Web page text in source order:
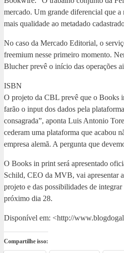
mercado. Um grande diferencial que a
mais qualidade ao metadado
No caso da Mercado Editorial, o
freemium nesse primeiro momento.
Blucher prevê o início das operações
ISBN
O projeto da CBL prevê que o Books
farão o input dos dados pela
consagrada”, aponta Luis Antonio
cederam uma plataforma que acabou
empresa alemã. A pergunta que
O Books in print será apresentado
Schild, CEO da MVB, vai apresentar
projeto e das possibilidades de
próximo dia 28.
Disponível em: <http://
Compartilhe isso: